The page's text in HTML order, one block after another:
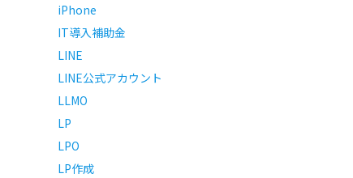
iPhone
IT導入補助金
LINE
LINE公式アカウント
LLMO
LP
LPO
LP作成